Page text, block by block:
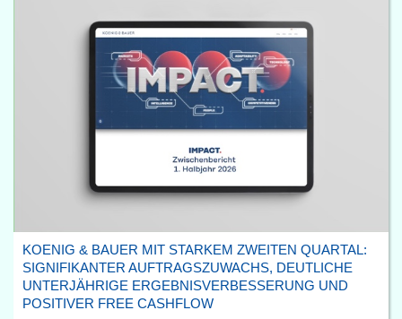
KOENIG & BAUER MIT STARKEM ZWEITEN QUARTAL:
SIGNIFIKANTER AUFTRAGSZUWACHS, DEUTLICHE
UNTERJÄHRIGE ERGEBNISVERBESSERUNG UND
POSITIVER FREE CASHFLOW